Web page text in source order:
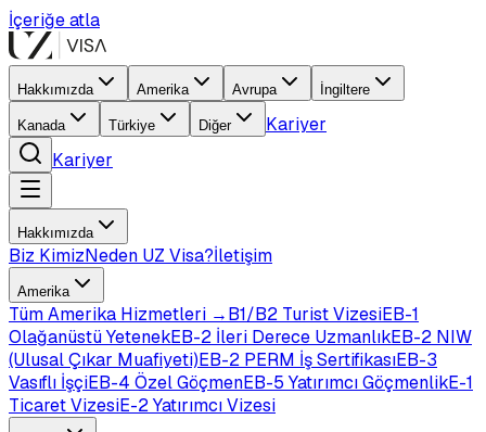
İçeriğe atla
Hakkımızda Amerika Avrupa İngiltere
Kanada Türkiye Diğer
Kariyer
Kariyer
Hakkımızda
Biz KimizNeden UZ Visa?İletişim
Amerika
TümAmerika Hizmetleri →B1/B2 Turist VizesiEB-1
Olağanüstü YetenekEB-2 İleri Derece UzmanlıkEB-2 NIW
(Ulusal Çıkar Muafiyeti)EB-2 PERM İş SertifikasıEB-3
Vasıflı İşçiEB-4 Özel GöçmenEB-5 Yatırımcı GöçmenlikE-1
Ticaret VizesiE-2 Yatırımcı Vizesi